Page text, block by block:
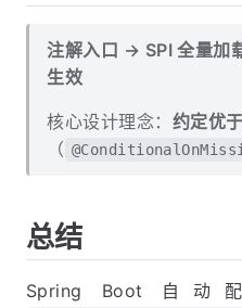
注解入口 → SPI 全量
生效
核心设计理念： 约定优
（
总结
Spring Boot 自动